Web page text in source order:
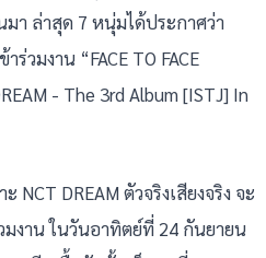
า ล่าสุด 7 หนุ่มได้ประกาศว่า
วมงาน “FACE TO FACE
- The 3rd Album [ISTJ] In
NCT DREAM ตัวจริงเสียงจริง จะ
งาน ในวันอาทิตย์ที่ 24 กันยายน